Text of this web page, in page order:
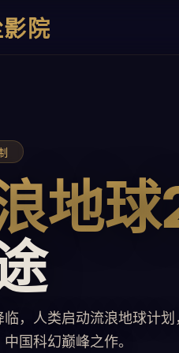
院
地球
临，人类启动流浪地球计
国科幻巅峰之作。